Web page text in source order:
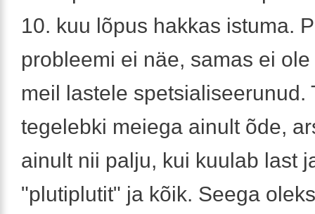
10. kuu lõpus hakkas istuma.
probleemi ei näe, samas ei
meil lastele spetsialiseerunud.
tegelebki meiega ainult õde,
ainult nii palju, kui kuulab last
"plutiplutit" ja kõik. Seega